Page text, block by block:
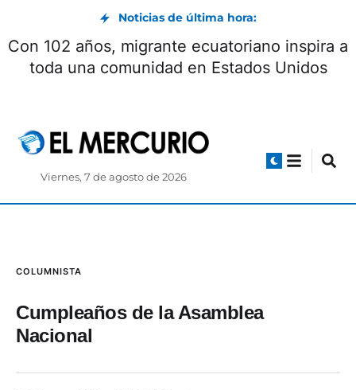
Noticias de última hora:
Con 102 años, migrante ecuatoriano inspira a
toda una comunidad en Estados Unidos
Viernes, 7 de agosto de 2026
COLUMNISTA
Cumpleaños de la Asamblea
Nacional